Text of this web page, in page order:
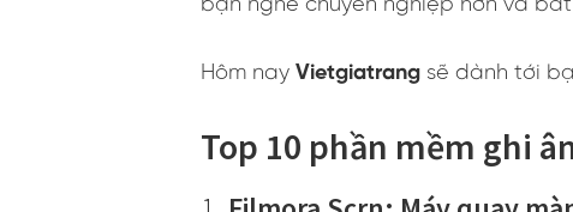
bạn nghe chuyên nghiệp hơn và
Hôm nay Vietgiatrang sẽ dành tới
Top 10 phần mềm ghi